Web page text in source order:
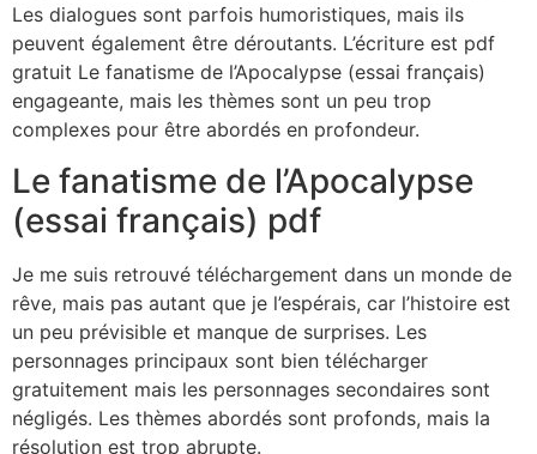
Les dialogues sont parfois humoristiques, mais ils
peuvent également être déroutants. L’écriture est pdf
gratuit Le fanatisme de l’Apocalypse (essai français)
engageante, mais les thèmes sont un peu trop
complexes pour être abordés en profondeur.
Le fanatisme de l’Apocalypse
(essai français) pdf
Je me suis retrouvé téléchargement dans un monde de
rêve, mais pas autant que je l’espérais, car l’histoire est
un peu prévisible et manque de surprises. Les
personnages principaux sont bien télécharger
gratuitement mais les personnages secondaires sont
négligés. Les thèmes abordés sont profonds, mais la
résolution est trop abrupte.